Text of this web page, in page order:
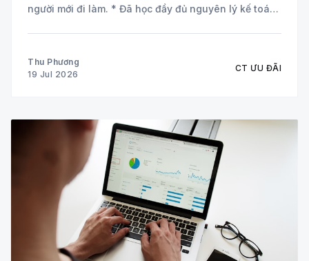
người mới đi làm. * Đã học đầy đủ nguyên lý kế toán
Thu Phương
19 Jul 2026
CT ƯU ĐÃI